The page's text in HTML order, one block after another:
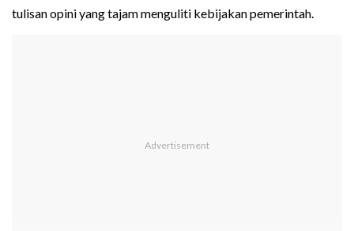
tulisan opini yang tajam menguliti kebijakan pemerintah.